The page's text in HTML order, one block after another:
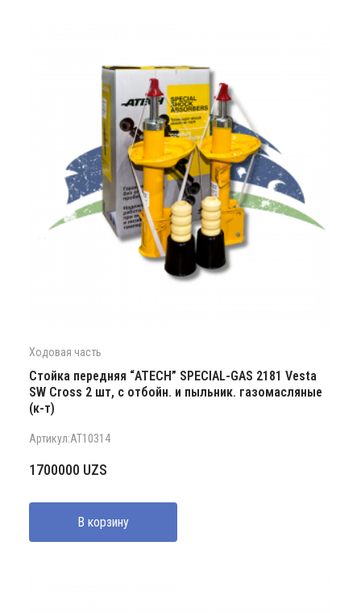
Ходовая часть
Стойка передняя “ATECH” SPECIAL-GAS 2181 Vesta
SW Cross 2 шт, с отбойн. и пыльник. газомасляные
(к-т)
Артикул:AT10314
1700000 UZS
В корзину